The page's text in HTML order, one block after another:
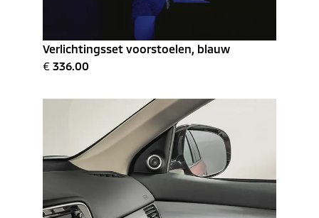
Verlichtingsset voorstoelen, blauw
€ 336.00